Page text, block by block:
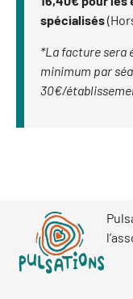
spécialisés
*La facture sera
minimum par
30€/